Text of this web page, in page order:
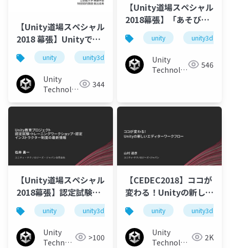
【Unity道場スペシャル
2018 幕張】Unityでゲ
ーム制作授業を担当し
た感想
unity unity3d unity道場
Unity
Technologies 344
【Unity道場スペシャル
2018幕張】「あそびの
デザイン講座」を使っ
たゲームデザイン授業
の実践
unity unity3d
Unity
Technologies 546
【Unity道場スペシャル
2018幕張】認定試験・
トレーニングワークシ
ョップ・認定インスト
ラクター制度の最新情
報
unity unity3d unity道場 unitydojo
Unity
Technologies>100
【CEDEC2018】ココが
変わる！Unityの新しい
エディタワークフロー
unity unity3d
Unity
Technologies 2K